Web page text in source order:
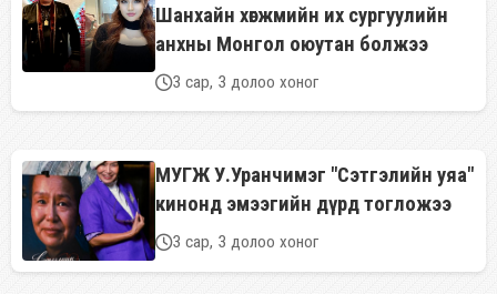
Шанхайн хөгжмийн их сургуулийн
анхны Монгол оюутан болжээ
3 сар, 3 долоо хоног
МУГЖ У.Уранчимэг "Сэтгэлийн уяа"
кинонд эмээгийн дүрд тогложээ
3 сар, 3 долоо хоног